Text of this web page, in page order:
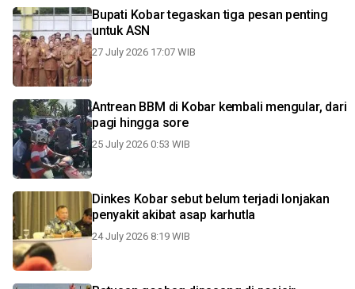
Bupati Kobar tegaskan tiga pesan penting
untuk ASN
27 July 2026 17:07 WIB
Antrean BBM di Kobar kembali mengular, dari
pagi hingga sore
25 July 2026 0:53 WIB
Dinkes Kobar sebut belum terjadi lonjakan
penyakit akibat asap karhutla
24 July 2026 8:19 WIB